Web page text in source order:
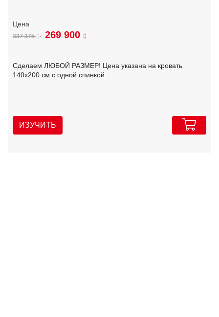
337 375 269 900
Сделаем ЛЮБОЙ РАЗМЕР! Цена указана на кровать
140х200 см с одной спинкой.
ИЗУЧИТЬ